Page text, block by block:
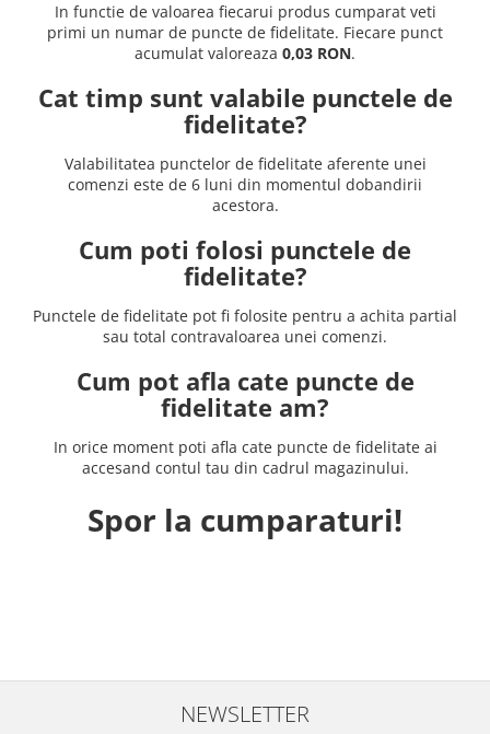
In functie de valoarea fiecarui produs cumparat veti
primi un numar de puncte de fidelitate. Fiecare punct
acumulat valoreaza 0,03 RON.
Cat timp sunt valabile punctele de
fidelitate?
Valabilitatea punctelor de fidelitate aferente unei
comenzi este de 6 luni din momentul dobandirii
acestora.
Cum poti folosi punctele de
fidelitate?
Punctele de fidelitate pot fi folosite pentru a achita partial
sau total contravaloarea unei comenzi.
Cum pot afla cate puncte de
fidelitate am?
In orice moment poti afla cate puncte de fidelitate ai
accesand contul tau din cadrul magazinului.
Spor la cumparaturi!
NEWSLETTER